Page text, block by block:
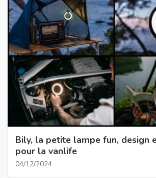
Bily, la petite lampe fun, design
pour la vanlife
04/12/2024